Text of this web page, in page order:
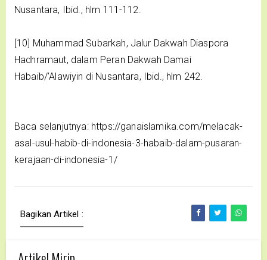
Nusantara, Ibid., hlm 111-112.
[10] Muhammad Subarkah, Jalur Dakwah Diaspora
Hadhramaut, dalam Peran Dakwah Damai
Habaib/’Alawiyin di Nusantara, Ibid., hlm 242.
Baca selanjutnya: https://ganaislamika.com/melacak-
asal-usul-habib-di-indonesia-3-habaib-dalam-pusaran-
kerajaan-di-indonesia-1/
Bagikan Artikel :